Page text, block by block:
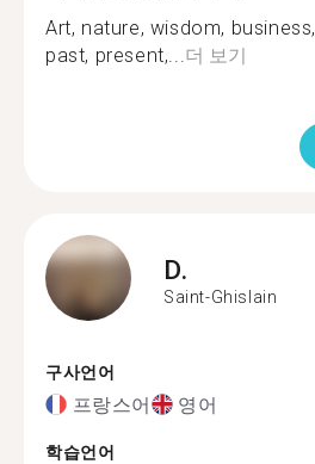
Art, nature, wisdom,
past, present,...더 보기
D.
Saint-Ghislain
구사언어
프랑스어 영어
학습언어